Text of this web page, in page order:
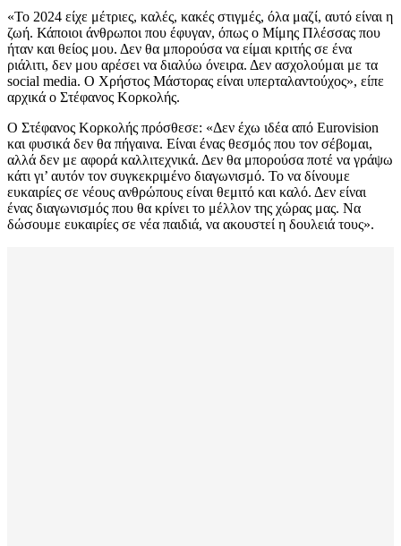
«Το 2024 είχε μέτριες, καλές, κακές στιγμές, όλα μαζί, αυτό είναι η
ζωή. Κάποιοι άνθρωποι που έφυγαν, όπως ο Μίμης Πλέσσας που
ήταν και θείος μου. Δεν θα μπορούσα να είμαι κριτής σε ένα
ριάλιτι, δεν μου αρέσει να διαλύω όνειρα. Δεν ασχολούμαι με τα
social media. Ο Χρήστος Μάστορας είναι υπερταλαντούχος», είπε
αρχικά ο Στέφανος Κορκολής.
Ο Στέφανος Κορκολής πρόσθεσε: «Δεν έχω ιδέα από Eurovision
και φυσικά δεν θα πήγαινα. Είναι ένας θεσμός που τον σέβομαι,
αλλά δεν με αφορά καλλιτεχνικά. Δεν θα μπορούσα ποτέ να γράψω
κάτι γι’ αυτόν τον συγκεκριμένο διαγωνισμό. Το να δίνουμε
ευκαιρίες σε νέους ανθρώπους είναι θεμιτό και καλό. Δεν είναι
ένας διαγωνισμός που θα κρίνει το μέλλον της χώρας μας. Να
δώσουμε ευκαιρίες σε νέα παιδιά, να ακουστεί η δουλειά τους».